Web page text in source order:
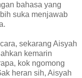
bahasa yang
suka menjawab
sekarang Aisyah
kemarin
kok ngomong
heran sih, Aisyah